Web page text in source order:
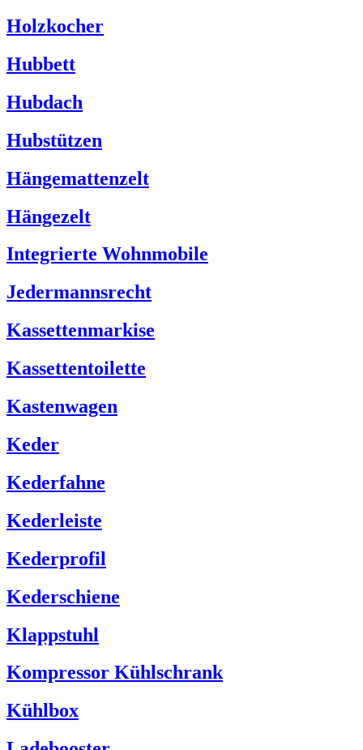
Holzkocher
Hubbett
Hubdach
Hubstützen
Hängemattenzelt
Hängezelt
Integrierte Wohnmobile
Jedermannsrecht
Kassettenmarkise
Kassettentoilette
Kastenwagen
Keder
Kederfahne
Kederleiste
Kederprofil
Kederschiene
Klappstuhl
Kompressor Kühlschrank
Kühlbox